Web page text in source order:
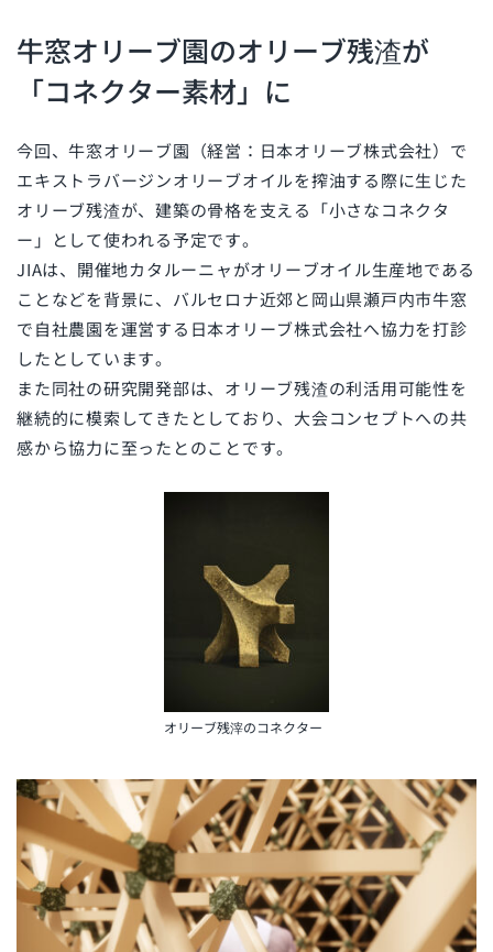
牛窓オリーブ園のオリーブ残渣が
「コネクター素材」に
今回、牛窓オリーブ園（経営：日本オリーブ株式会社）で
エキストラバージンオリーブオイルを搾油する際に生じた
オリーブ残渣が、建築の骨格を支える「小さなコネクタ
ー」として使われる予定です。
JIAは、開催地カタルーニャがオリーブオイル生産地である
ことなどを背景に、バルセロナ近郊と岡山県瀬戸内市牛窓
で自社農園を運営する日本オリーブ株式会社へ協力を打診
したとしています。
また同社の研究開発部は、オリーブ残渣の利活用可能性を
継続的に模索してきたとしており、大会コンセプトへの共
感から協力に至ったとのことです。
オリーブ残滓のコネクター